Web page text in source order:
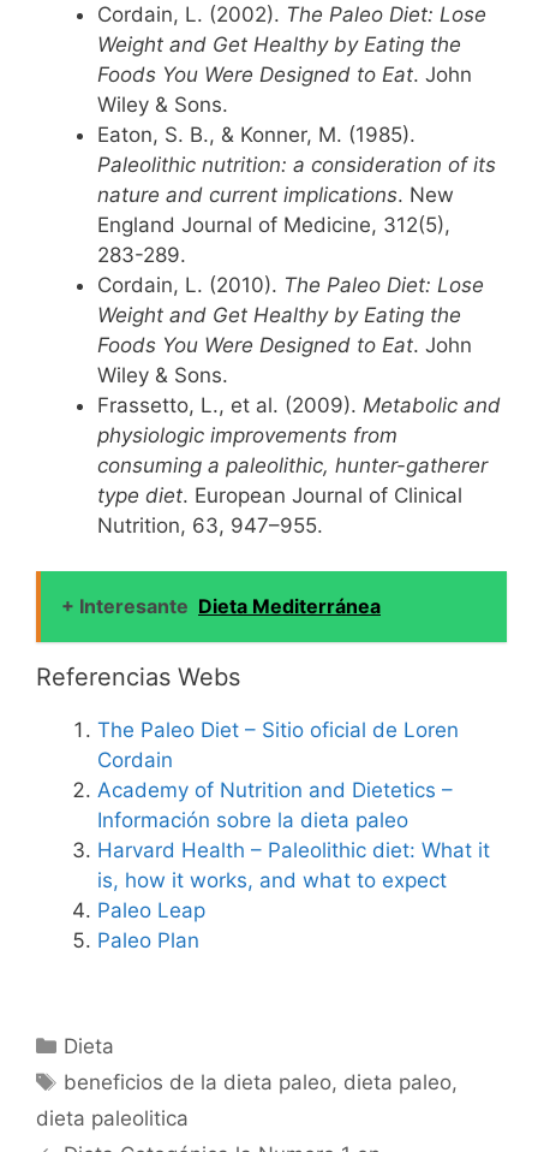
Cordain, L. (2002). The Paleo Diet: Lose
Weight and Get Healthy by Eating the
Foods You Were Designed to Eat. John
Wiley & Sons.
Eaton, S. B., & Konner, M. (1985).
Paleolithic nutrition: a consideration of its
nature and current implications. New
England Journal of Medicine, 312(5),
283-289.
Cordain, L. (2010). The Paleo Diet: Lose
Weight and Get Healthy by Eating the
Foods You Were Designed to Eat. John
Wiley & Sons.
Frassetto, L., et al. (2009). Metabolic and
physiologic improvements from
consuming a paleolithic, hunter-gatherer
type diet. European Journal of Clinical
Nutrition, 63, 947–955.
+ Interesante Dieta Mediterránea
Referencias Webs
The Paleo Diet – Sitio oficial de Loren
Cordain
Academy of Nutrition and Dietetics –
Información sobre la dieta paleo
Harvard Health – Paleolithic diet: What it
is, how it works, and what to expect
Paleo Leap
Paleo Plan
Categorías
Dieta
Etiquetas
beneficios de la dieta paleo, dieta paleo,
dieta paleolitica